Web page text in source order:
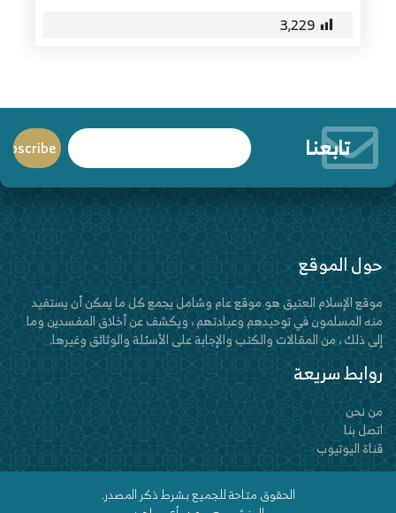
3٬229
تابعنا
حول الموقع
موقع الإسلام العتيق هو موقع عام وشامل يجمع كل ما يمكن أن يستفيد
منه المسلمون في توحيدهم وعبادتهم ، ويكشف عن أخلاق المفسدين وما
إلى ذلك ، من المقالات والكتب والإجابة على الأسئلة والوثائق وغيرها.
روابط سريعة
من نحن
اتصل بنا
قناة اليوتيوب
الحقوق متاحة للجميع بشرط ذكر المصدر.